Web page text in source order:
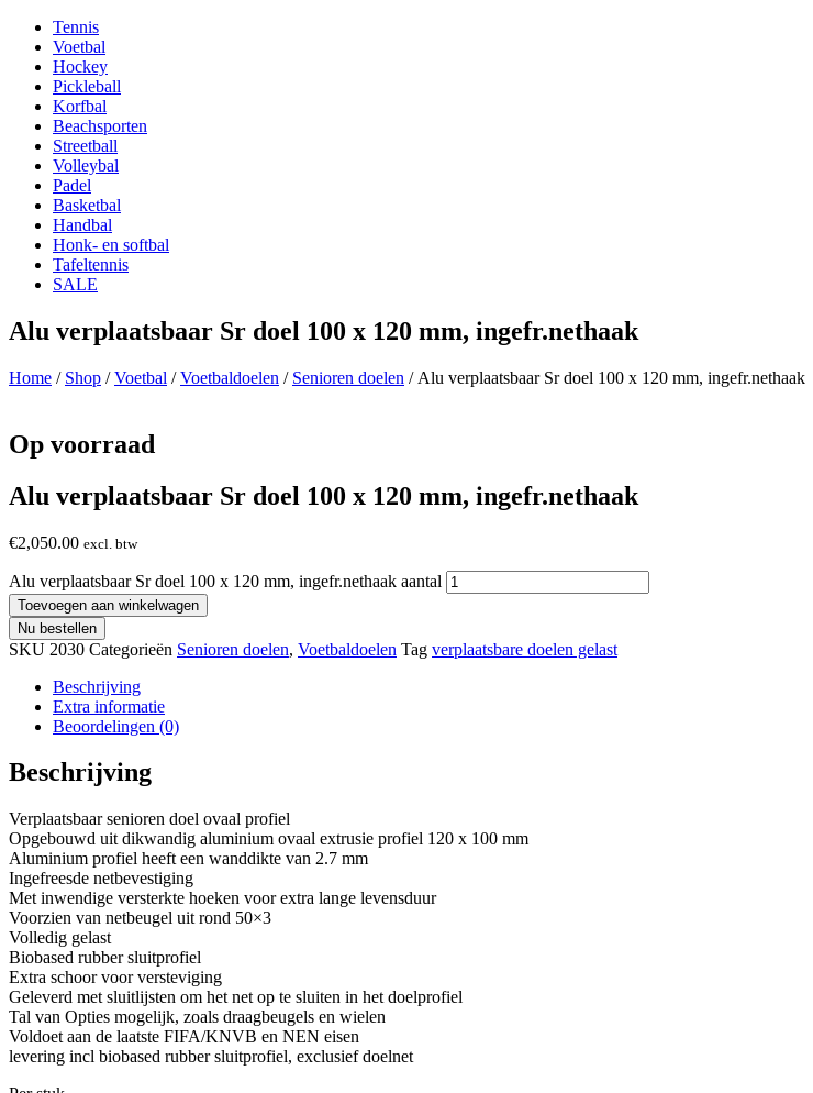
Tennis
Voetbal
Hockey
Pickleball
Korfbal
Beachsporten
Streetball
Volleybal
Padel
Basketbal
Handbal
Honk- en softbal
Tafeltennis
SALE
Alu verplaatsbaar Sr doel 100 x 120 mm, ingefr.nethaak
Home / Shop /Voetbal /Voetbaldoelen / Senioren doelen / Alu verplaatsbaar Sr doel 100 x 120 mm, ingefr.nethaak
Op voorraad
Alu verplaatsbaar Sr doel 100 x 120 mm, ingefr.nethaak
€2,050.00 excl. btw
Alu verplaatsbaar Sr doel 100 x 120 mm, ingefr.nethaak aantal
Toevoegen aan winkelwagen
Nu bestellen
SKU 2030 Categorieën Senioren doelen, Voetbaldoelen Tag verplaatsbare doelen gelast
Beschrijving
Extra informatie
Beoordelingen (0)
Beschrijving
Verplaatsbaar senioren doel ovaal profiel
Opgebouwd uit dikwandig aluminium ovaal extrusie profiel 120 x 100 mm
Aluminium profiel heeft een wanddikte van 2.7 mm
Ingefreesde netbevestiging
Met inwendige versterkte hoeken voor extra lange levensduur
Voorzien van netbeugel uit rond 50×3
Volledig gelast
Biobased rubber sluitprofiel
Extra schoor voor versteviging
Geleverd met sluitlijsten om het net op te sluiten in het doelprofiel
Tal van Opties mogelijk, zoals draagbeugels en wielen
Voldoet aan de laatste FIFA/KNVB en NEN eisen
levering incl biobased rubber sluitprofiel, exclusief doelnet